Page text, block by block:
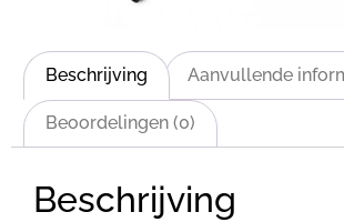
Beschrijving Aanvullende
Beoordelingen (0)
Beschrijving